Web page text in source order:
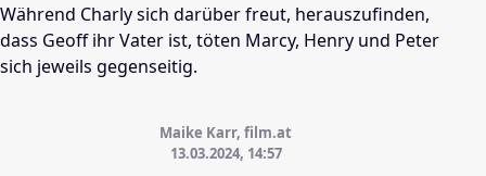
Während Charly sich darüber freut, herauszufinden,
dass Geoff ihr Vater ist, töten Marcy, Henry und Peter
sich jeweils gegenseitig.
Maike Karr, film.at
13.03.2024, 14:57